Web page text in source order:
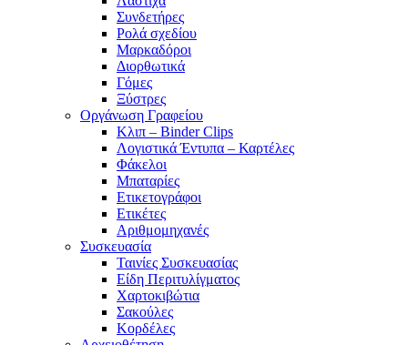
Συνδετήρες
Ρολά σχεδίου
Μαρκαδόροι
Διορθωτικά
Γόμες
Ξύστρες
Οργάνωση Γραφείου
Κλιπ – Binder Clips
Λογιστικά Έντυπα – Καρτέλες
Φάκελοι
Μπαταρίες
Ετικετογράφοι
Ετικέτες
Αριθμομηχανές
Συσκευασία
Ταινίες Συσκευασίας
Είδη Περιτυλίγματος
Χαρτοκιβώτια
Σακούλες
Κορδέλες